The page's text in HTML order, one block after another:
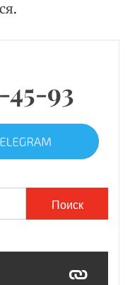
.
45-93